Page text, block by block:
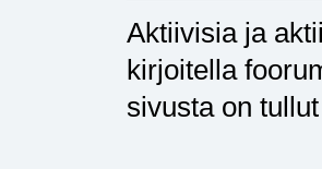
Aktiivisia ja
kirjoitella
sivusta on